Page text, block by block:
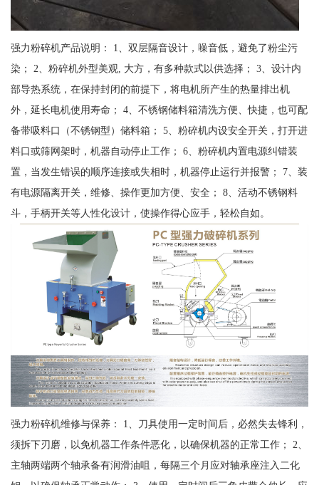
强力粉碎机产品说明： 1、双层隔音设计，噪音低，避免了粉尘污
染； 2、粉碎机外型美观, 大方，有多种款式以供选择； 3、设计内
部导热系统，在保持封闭的前提下，将电机所产生的热量排出机
外，延长电机使用寿命； 4、不锈钢储料箱清洗方便、快捷，也可配
备带吸料口（不锈钢型）储料箱； 5、粉碎机内设安全开关，打开进
料口或筛网架时，机器自动停止工作； 6、粉碎机内置电源纠错装
置，当发生错误的顺序连接或失相时，机器停止运行并报警； 7、装
有电源隔离开关，维修、操作更加方便、安全； 8、活动不锈钢料
斗，手柄开关等人性化设计，使操作得心应手，轻松自如。
强力粉碎机维修与保养： 1、刀具使用一定时间后，必然失去锋利，
须拆下刃磨，以免机器工作条件恶化，以确保机器的正常工作； 2、
主轴两端两个轴承备有润滑油咀，每隔三个月应对轴承座注入二化